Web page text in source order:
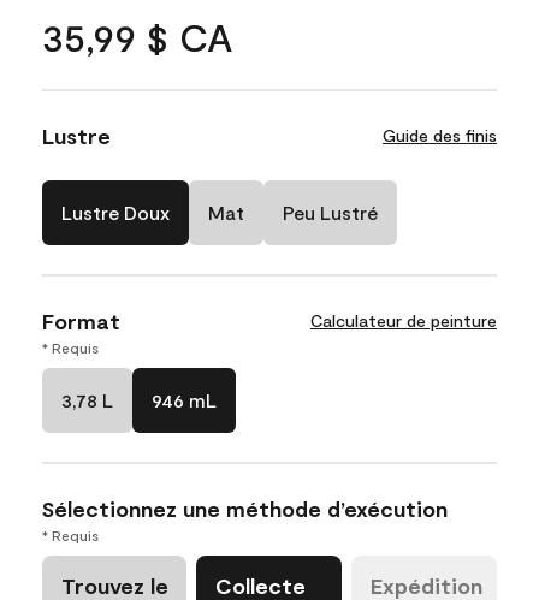
35,99 $ CA
Lustre Guide des finis
Lustre Doux Mat Peu Lustré
Format Calculateur de peinture
* Requis
3,78 L 946 mL
Sélectionnez une méthode d’exécution
* Requis
Trouvez le
Collecte
Expédition